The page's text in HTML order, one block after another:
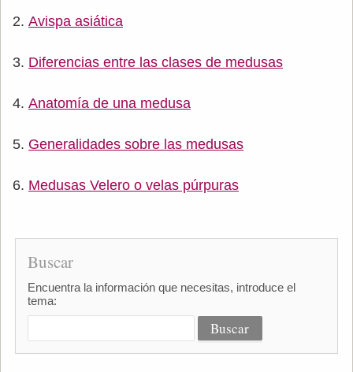
Avispa asiática
Diferencias entre las clases de medusas
Anatomía de una medusa
Generalidades sobre las medusas
Medusas Velero o velas púrpuras
Buscar
Encuentra la información que necesitas, introduce el
tema: